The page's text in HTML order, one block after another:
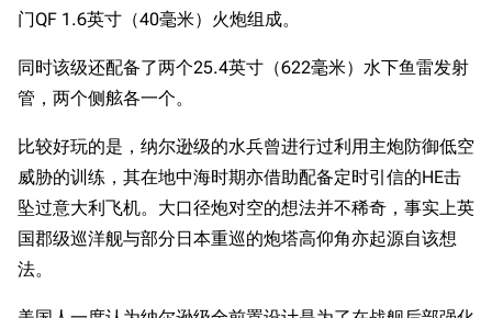
门QF 1.6英寸（40毫米）火炮组成。
同时该级还配备了两个25.4英寸（622毫米）水下鱼雷发射
管，两个侧舷各一个。
比较好玩的是，纳尔逊级的水兵曾进行过利用主炮防御低空
威胁的训练，其在地中海时期亦借助配备定时引信的HE击
坠过意大利飞机。大口径炮对空的想法并不稀奇，事实上英
国郡级巡洋舰与部分日本重巡的炮塔高仰角亦起源自该想
法。